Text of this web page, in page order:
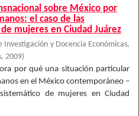
sobre México por
el caso de las
mujeres en Ciudad Juárez
Investigación y Docencia Económicas,
, 2009)
por qué una situación particular
en el México contemporáneo –
de mujeres en Ciudad